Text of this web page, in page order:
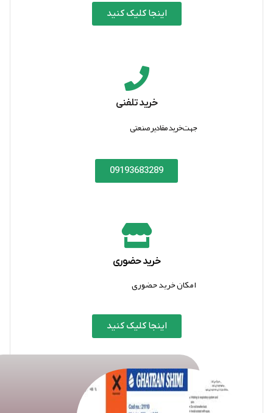
اینجا کلیک کنید
خرید تلفنی
جهت خرید مقادیر صنعتی
09193683289
خرید حضوری
امکان خرید حضوری
اینجا کلیک کنید